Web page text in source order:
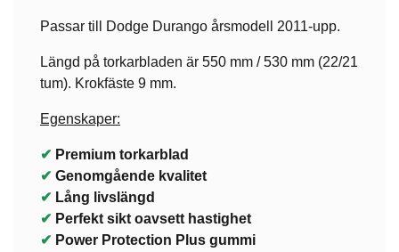
Passar till Dodge Durango årsmodell 2011-upp.
Längd på torkarbladen är 550 mm / 530 mm (22/21
tum). Krokfäste 9 mm.
Egenskaper:
✔ Premium torkarblad
✔ Genomgående kvalitet
✔ Lång livslängd
✔ Perfekt sikt oavsett hastighet
✔ Power Protection Plus gummi